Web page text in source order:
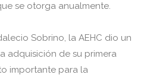
se otorga anualmente.
Sobrino, la AEHC dio un
adquisición de su primera
importante para la